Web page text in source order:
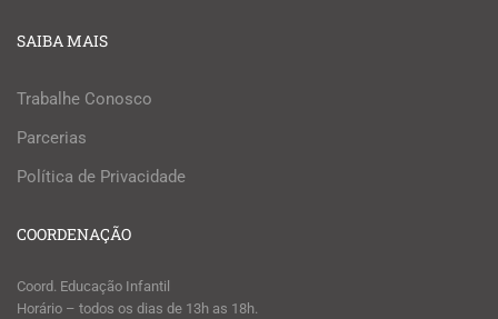
SAIBA MAIS
Trabalhe Conosco
Parcerias
Política de Privacidade
COORDENAÇÃO
Coord. Educação Infantil
Horário – todos os dias de 13h as 18h.